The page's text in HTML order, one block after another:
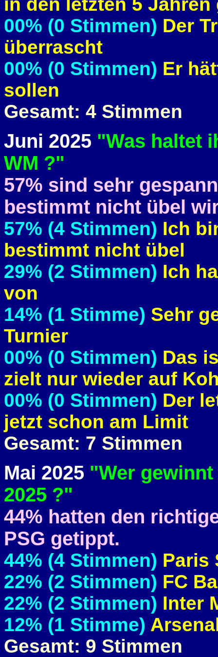
00% (0 Stimmen) Der
überrascht
00% (0 Stimmen) Er
sollen
Gesamt: 4 Stimmen
Juni 2025 "Was haltet
WM ?"
57% sind sehr
bestimmt nicht übel
57% (4 Stimmen) Ich
bestimmt nicht übel
29% (2 Stimmen) Ich
von
14% (1 Stimme) Sehr
Turnier
00% (0 Stimmen) Das
zielt nur wieder auf
00% (0 Stimmen) Der
jetzt schon am Limit
Gesamt: 7 Stimmen
Mai 2025 "Wer
2025 ?"
44% hatten den
PSG getippt.
44% (4 Stimmen) Paris
22% (2 Stimmen) FC
22% (2 Stimmen) Inter
12% (1 Stimme)
Gesamt: 9 Stimmen